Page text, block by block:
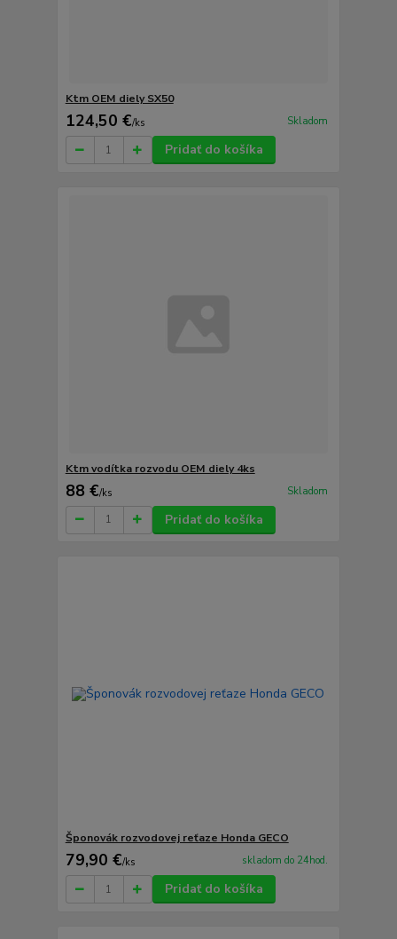
Ktm OEM diely SX50
124,50 €/ks Skladom
Pridať do košíka
Ktm vodítka rozvodu OEM diely 4ks
88 €/ks Skladom
Pridať do košíka
Šponovák rozvodovej reťaze Honda GECO
79,90 €/ks skladom do 24hod.
Pridať do košíka